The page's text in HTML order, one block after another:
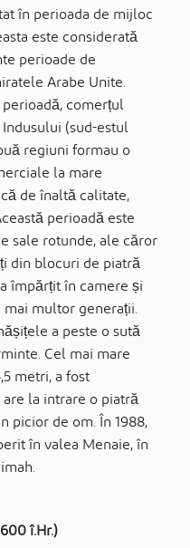
în perioada de mijloc
este considerată
perioade de
Arabe Unite.
comerțul
(sud-estul
regiuni formau o
la mare
de înaltă calitate,
perioadă este
sale rotunde, ale căror
din blocuri de piatră
împărțit în camere și
multor generații.
a peste o sută
Cel mai mare
metri, a fost
la intrare o piatră
picior de om. În 1988,
în valea Menaie, în
î.Hr.)